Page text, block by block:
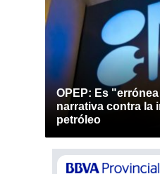
OPEP: Es
narrativa contra la
petróleo